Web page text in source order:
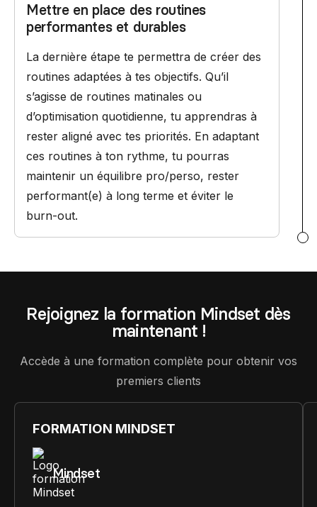
Mettre en place des routines
performantes et durables
La dernière étape te permettra de créer des
routines adaptées à tes objectifs. Qu’il
s’agisse de routines matinales ou
d’optimisation quotidienne, tu apprendras à
rester aligné avec tes priorités. En adaptant
ces routines à ton rythme, tu pourras
maintenir un équilibre pro/perso, rester
performant(e) à long terme et éviter le
burn-out.
Rejoignez la formation Mindset dès
maintenant !
Accède à une formation complète pour obtenir vos
premiers clients
FORMATION MINDSET
Mindset